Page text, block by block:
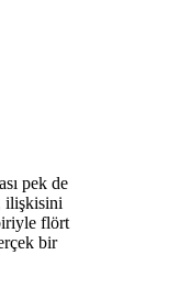
pek de
ilişkisini
flört
bir